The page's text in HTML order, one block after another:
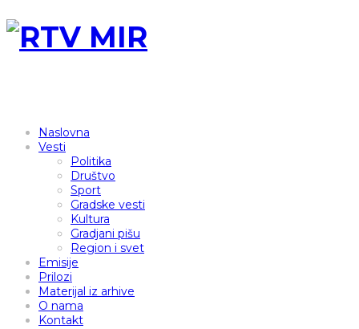
Naslovna
Vesti
Politika
Društvo
Sport
Gradske vesti
Kultura
Gradjani pišu
Region i svet
Emisije
Prilozi
Materijal iz arhive
O nama
Kontakt